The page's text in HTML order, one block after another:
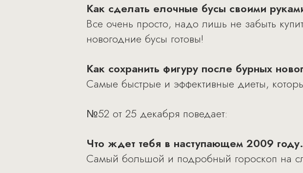
Как сделать елочные бусы своими
Все очень просто, надо лишь не забыть
новогодние бусы готовы!
Как сохранить фигуру после бурных
Самые быстрые и эффективные диеты,
№52 от 25 декабря поведает:
Что ждет тебя в наступающем 2009 году.
Самый большой и подробный гороскоп на